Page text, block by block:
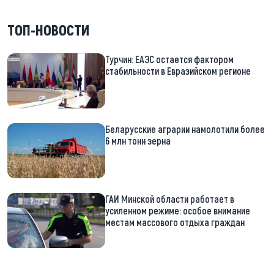
ТОП-НОВОСТИ
Турчин: ЕАЭС остается фактором
стабильности в Евразийском регионе
Беларусские аграрии намолотили более
6 млн тонн зерна
ГАИ Минской области работает в
усиленном режиме: особое внимание
местам массового отдыха граждан